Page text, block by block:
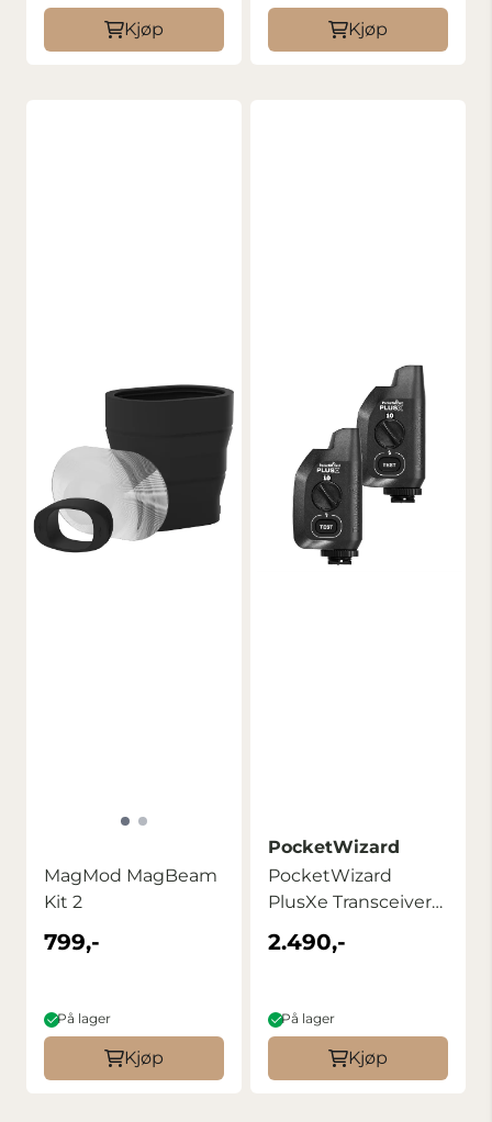
Kjøp Kjøp
MagMod MagBeam
Kit 2
799,-
På lager
Kjøp
PocketWizard
PocketWizard
PlusXe Transceiver
2-pack
2.490,-
På lager
Kjøp